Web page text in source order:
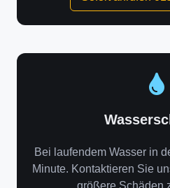
Bei laufendem Wasser in
Minute. Kontaktieren Sie
größere Schäden